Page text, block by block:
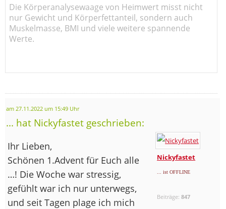
Die Körperanalysewaage von Heimwert misst nicht
nur Gewicht und Körperfettanteil, sondern auch
Muskelmasse, BMI und viele weitere spannende
Werte.
am 27.11.2022 um 15:49 Uhr
... hat Nickyfastet geschrieben:
Nickyfastet
... ist OFFLINE
Beiträge:847
Ihr Lieben,
Schönen 1.Advent für Euch alle
…! Die Woche war stressig,
gefühlt war ich nur unterwegs,
und seit Tagen plage ich mich